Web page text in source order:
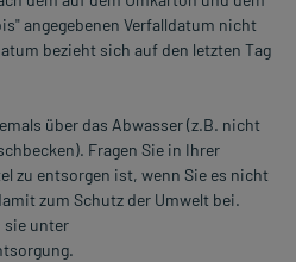
angegebenen Verfalldatum nicht
bezieht sich auf den letzten Tag
über das Abwasser (z.B. nicht
Fragen Sie in Ihrer
zu entsorgen ist, wenn Sie es nicht
zum Schutz der Umwelt bei.
sie unter